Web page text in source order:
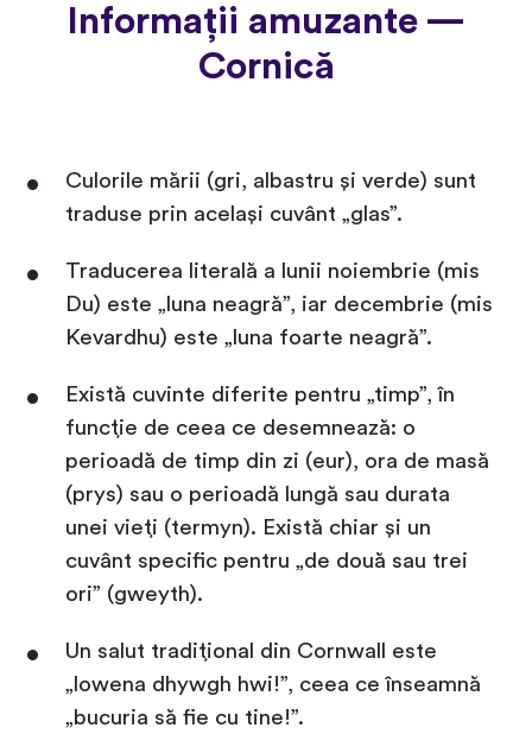
Informații amuzante —
Cornică
Culorile mării (gri, albastru și verde) sunt
traduse prin același cuvânt „glas”.
Traducerea literală a lunii noiembrie (mis
Du) este „luna neagră”, iar decembrie (mis
Kevardhu) este „luna foarte neagră”.
Există cuvinte diferite pentru „timp”, în
funcție de ceea ce desemnează: o
perioadă de timp din zi (eur), ora de masă
(prys) sau o perioadă lungă sau durata
unei vieți (termyn). Există chiar și un
cuvânt specific pentru „de două sau trei
ori” (gweyth).
Un salut tradițional din Cornwall este
„lowena dhywgh hwi!”, ceea ce înseamnă
„bucuria să fie cu tine!”.